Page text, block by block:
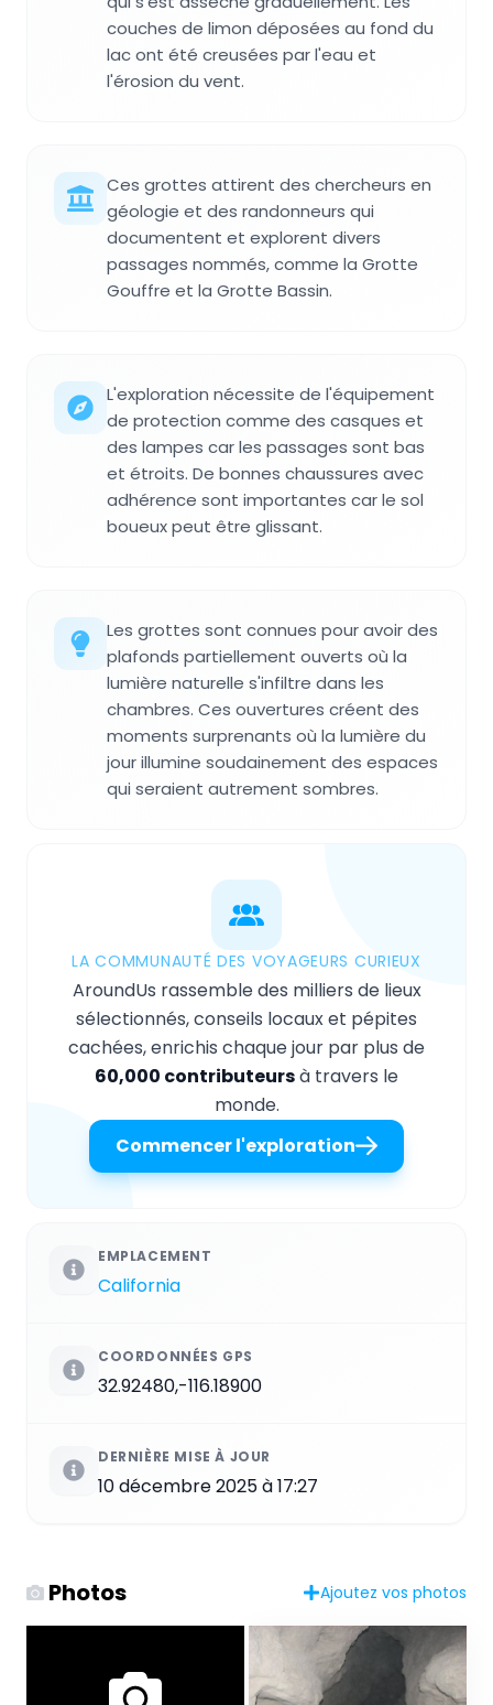
couches de limon déposées au fond du
lac ont été creusées par l'eau et
l'érosion du vent.
Ces grottes attirent des chercheurs en
géologie et des randonneurs qui
documentent et explorent divers
passages nommés, comme la Grotte
Gouffre et la Grotte Bassin.
L'exploration nécessite de l'équipement
de protection comme des casques et
des lampes car les passages sont bas
et étroits. De bonnes chaussures avec
adhérence sont importantes car le sol
boueux peut être glissant.
Les grottes sont connues pour avoir des
plafonds partiellement ouverts où la
lumière naturelle s'infiltre dans les
chambres. Ces ouvertures créent des
moments surprenants où la lumière du
jour illumine soudainement des espaces
qui seraient autrement sombres.
LA COMMUNAUTÉ DES VOYAGEURS CURIEUX
AroundUs rassemble des milliers de lieux
sélectionnés, conseils locaux et pépites
cachées, enrichis chaque jour par plus de
60,000 contributeursà travers le
monde.
Commencer l'exploration
EMPLACEMENT
California
COORDONNÉES GPS
32.92480,-116.18900
DERNIÈRE MISE À JOUR
10 décembre 2025 à 17:27
Photos Ajoutez vos photos